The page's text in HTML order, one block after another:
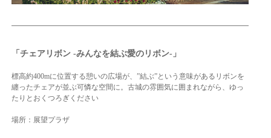
「チェアリボン -みんなを結ぶ愛のリボン-」
標高約400mに位置する憩いの広場が、”結ぶ”という意味があるリボンを
纏ったチェアが並ぶ可憐な空間に。古城の雰囲気に囲まれながら、ゆっ
たりとおくつろぎください
場所：展望プラザ